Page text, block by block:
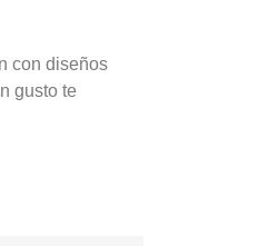
con diseños
gusto te